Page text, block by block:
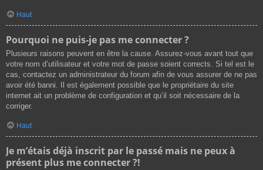
Haut
Pourquoi ne puis-je pas me connecter ?
Plusieurs raisons peuvent en être la cause. Assurez-vous avant tout que
votre nom d’utilisateur et votre mot de passe soient corrects. Si tel est le
cas, contactez un administrateur du forum afin de vous assurer de ne pas
avoir été banni. Il est également possible que le propriétaire du site
internet ait un problème de configuration et qu’il soit nécessaire de la
corriger.
Haut
Je m’étais déjà inscrit par le passé mais ne peux à
présent plus me connecter ?!